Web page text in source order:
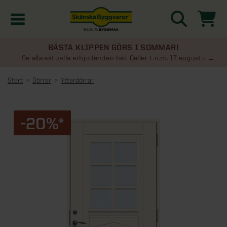
Kampanjer
Nyheter
BÄSTA KLIPPEN GÖRS I SOMMAR!
Se alla aktuella erbjudanden här. Gäller t.o.m. 17 augusti.
Start Dörrar Ytterdörrar
-20%*